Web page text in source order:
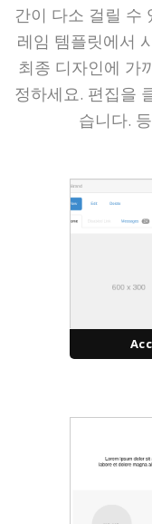
간이 다소 걸릴 수
레임 템플릿에서
최종 디자인에 가
정하세요. 편집을
습니다.